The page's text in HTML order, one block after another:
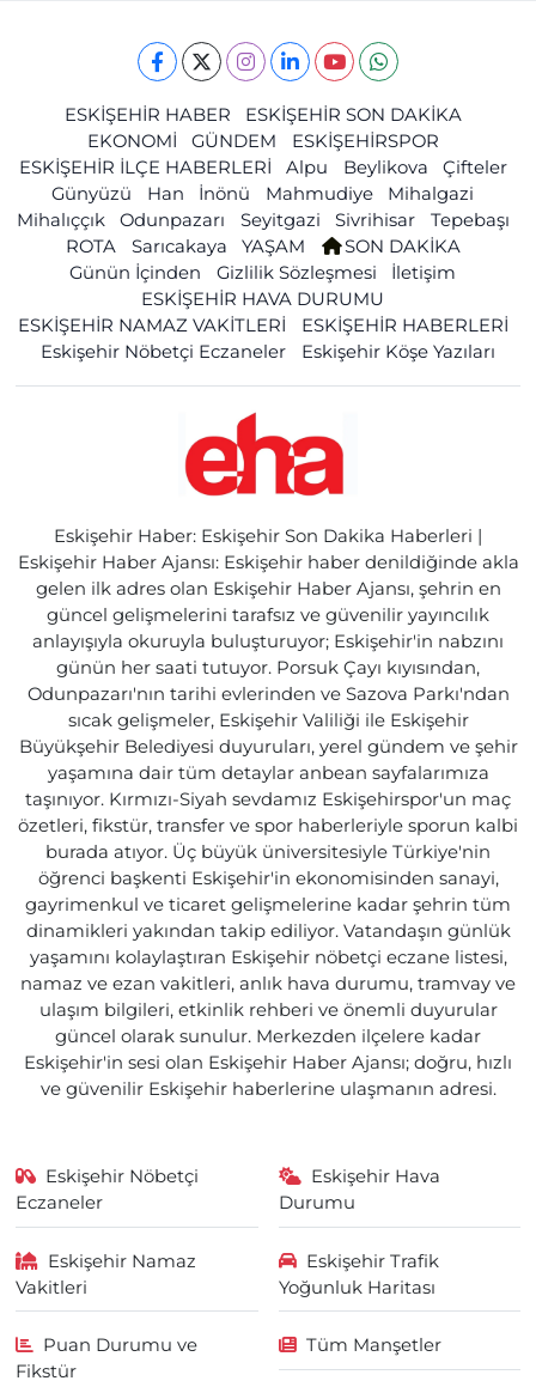
ESKİŞEHİR HABER
ESKİŞEHİR SON DAKİKA
EKONOMİ
GÜNDEM
ESKİŞEHİRSPOR
ESKİŞEHİR İLÇE HABERLERİ
Alpu Beylikova
Çifteler
Günyüzü
Han İnönü Mahmudiye
Mihalgazi
Mihalıççık
Odunpazarı Seyitgazi Sivrihisar
Tepebaşı
ROTA
Sarıcakaya YAŞAM
SON DAKİKA
Günün İçinden
Gizlilik Sözleşmesi
İletişim
ESKİŞEHİR HAVA DURUMU
ESKİŞEHİR NAMAZ VAKİTLERİ
ESKİŞEHİR HABERLERİ
Eskişehir Nöbetçi Eczaneler
Eskişehir Köşe Yazıları
Eskişehir Haber: Eskişehir Son Dakika Haberleri |
Eskişehir Haber Ajansı: Eskişehir haber denildiğinde akla
gelen ilk adres olan Eskişehir Haber Ajansı, şehrin en
güncel gelişmelerini tarafsız ve güvenilir yayıncılık
anlayışıyla okuruyla buluşturuyor; Eskişehir'in nabzını
günün her saati tutuyor. Porsuk Çayı kıyısından,
Odunpazarı'nın tarihi evlerinden ve Sazova Parkı'ndan
sıcak gelişmeler, Eskişehir Valiliği ile Eskişehir
Büyükşehir Belediyesi duyuruları, yerel gündem ve şehir
yaşamına dair tüm detaylar anbean sayfalarımıza
taşınıyor. Kırmızı-Siyah sevdamız Eskişehirspor'un maç
özetleri, fikstür, transfer ve spor haberleriyle sporun kalbi
burada atıyor. Üç büyük üniversitesiyle Türkiye'nin
öğrenci başkenti Eskişehir'in ekonomisinden sanayi,
gayrimenkul ve ticaret gelişmelerine kadar şehrin tüm
dinamikleri yakından takip ediliyor. Vatandaşın günlük
yaşamını kolaylaştıran Eskişehir nöbetçi eczane listesi,
namaz ve ezan vakitleri, anlık hava durumu, tramvay ve
ulaşım bilgileri, etkinlik rehberi ve önemli duyurular
güncel olarak sunulur. Merkezden ilçelere kadar
Eskişehir'in sesi olan Eskişehir Haber Ajansı; doğru, hızlı
ve güvenilir Eskişehir haberlerine ulaşmanın adresi.
Eskişehir Nöbetçi
Eczaneler
Eskişehir Hava
Durumu
Eskişehir Namaz
Vakitleri
Eskişehir Trafik
Yoğunluk Haritası
Puan Durumu ve
Fikstür
Tüm Manşetler